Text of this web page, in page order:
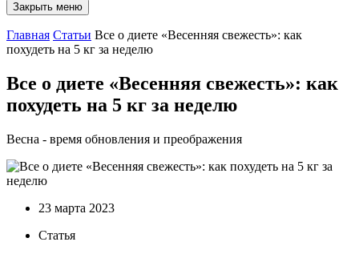
Закрыть меню
Главная Статьи Все о диете «Весенняя свежесть»: как
похудеть на 5 кг за неделю
Все о диете «Весенняя свежесть»: как
похудеть на 5 кг за неделю
Весна - время обновления и преображения
23 марта 2023
Статья